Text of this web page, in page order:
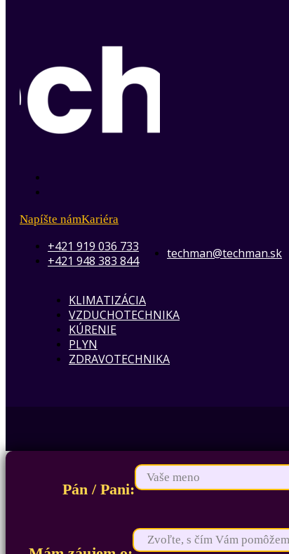
Napíšte námKariéra
+421 919 036 733
+421 948 383 844
techman@techman.sk
KLIMATIZÁCIA
VZDUCHOTECHNIKA
KÚRENIE
PLYN
ZDRAVOTECHNIKA
Pán / Pani: